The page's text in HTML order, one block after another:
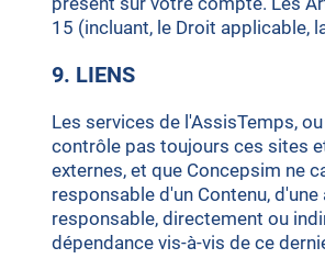
15 (incluant, le Droit applicable,
9. LIENS
Les services de l'AssisTemps,
contrôle pas toujours ces sites
externes, et que Concepsim ne
responsable d'un Contenu,
responsable, directement ou
dépendance vis-à-vis de ce